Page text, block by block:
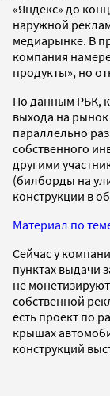
«Яндекс» до
наружной
медиарынке. В
компания
продукты», но
По данным РБК,
выхода на
параллельно
собственного
другими
(билборды на
конструкции в
Материал по
Сейчас у
пунктах выдачи
не
собственной
есть проект по
крышах
конструкций